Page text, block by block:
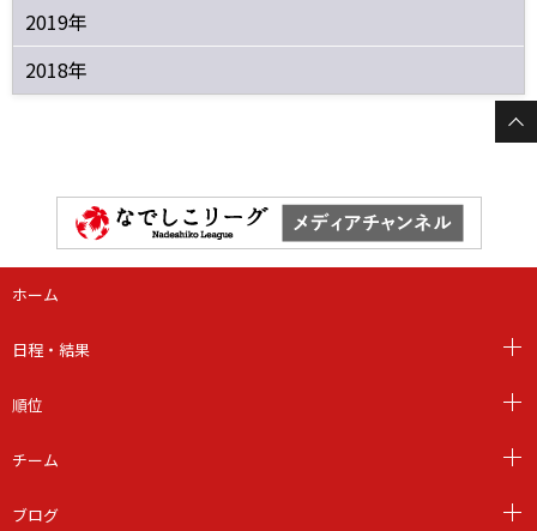
2019年
2018年
ホーム
日程・結果
順位
チーム
ブログ